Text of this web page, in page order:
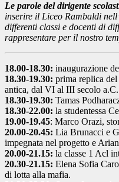
Le parole del dirigente
inserire il Liceo Rambaldi
differenti classi e docenti di
rappresentare per il nostro
18.00-18.30: inaugurazione
18.30-19.30: prima replica
antica, dal VI al III secolo a.C.
18.30-19.30: Tamas
18.30-22.00: la studentessa
19.00-19.45: Marco Orazi,
20.00-20.45: Lia Brunacci e
impegnata nel progetto e
20.00-21.15: la classe 1 Acl
20.30-21.15: Elena Sofia
di lotta alla mafia.